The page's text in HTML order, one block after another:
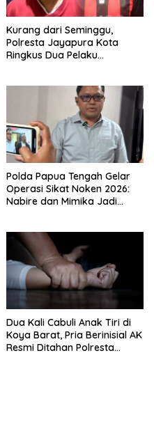
Kurang dari Seminggu,
Polresta Jayapura Kota
Ringkus Dua Pelaku
Polda Papua Tengah Gelar
Operasi Sikat Noken 2026:
Nabire dan Mimika Jadi
Dua Kali Cabuli Anak Tiri di
Koya Barat, Pria Berinisial AK
Resmi Ditahan Polresta